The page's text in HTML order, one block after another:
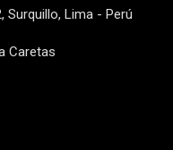
Surquillo, Lima - Perú
Caretas